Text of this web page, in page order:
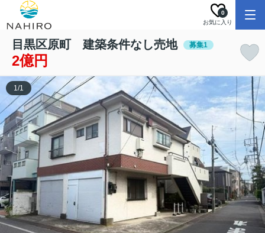
お気に入り
0
目黒区原町 建築条件なし売地 募集1
2億円
1/1